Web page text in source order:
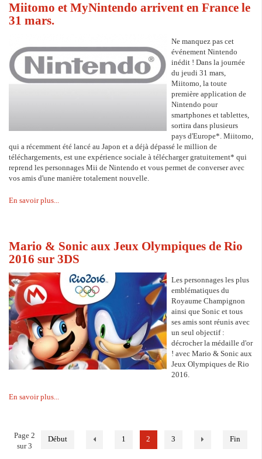
Miitomo et MyNintendo arrivent en France le
31 mars.
Ne manquez pas cet
événement Nintendo
inédit ! Dans la journée
du jeudi 31 mars,
Miitomo, la toute
première application de
Nintendo pour
smartphones et tablettes,
sortira dans plusieurs
pays d'Europe*. Miitomo,
qui a récemment été lancé au Japon et a déjà dépassé le million de
téléchargements, est une expérience sociale à télécharger gratuitement* qui
reprend les personnages Mii de Nintendo et vous permet de converser avec
vos amis d'une manière totalement nouvelle.
En savoir plus...
Mario & Sonic aux Jeux Olympiques de Rio
2016 sur 3DS
Les personnages les plus
emblématiques du
Royaume Champignon
ainsi que Sonic et tous
ses amis sont réunis avec
un seul objectif :
décrocher la médaille d'or
! avec Mario & Sonic aux
Jeux Olympiques de Rio
2016.
En savoir plus...
Début 1 2 3 Fin
Page 2
sur 3